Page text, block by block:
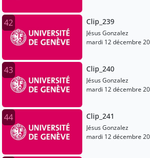
42 Clip_239
Jésus Gonzalez
mardi 12 décembre
43 Clip_240
Jésus Gonzalez
mardi 12 décembre
44 Clip_241
Jésus Gonzalez
mardi 12 décembre